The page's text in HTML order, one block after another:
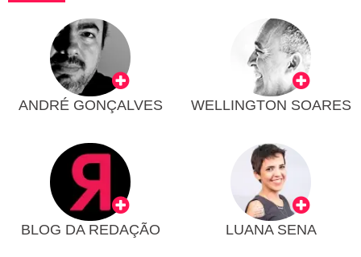
ANDRÉ GONÇALVES WELLINGTON SOARES
BLOG DA REDAÇÃO LUANA SENA